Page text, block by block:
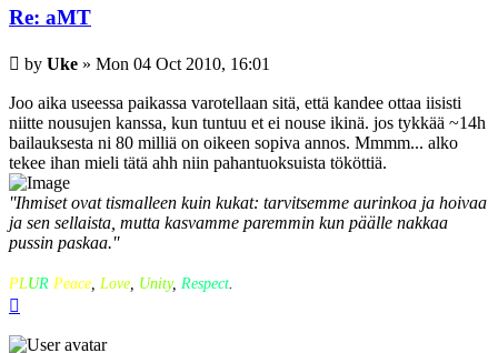
Re: aMT
Post
by Uke » Mon 04 Oct 2010, 16:01
Joo aika useessa paikassa varotellaan sitä, että kandee ottaa iisisti
niitte nousujen kanssa, kun tuntuu et ei nouse ikinä. jos tykkää ~14h
bailauksesta ni 80 milliä on oikeen sopiva annos. Mmmm... alko
tekee ihan mieli tätä ahh niin pahantuoksuista tököttiä.
''Ihmiset ovat tismalleen kuin kukat: tarvitsemme aurinkoa ja hoivaa
ja sen sellaista, mutta kasvamme paremmin kun päälle nakkaa
pussin paskaa.''
PLUR Peace Love Unity, Respect